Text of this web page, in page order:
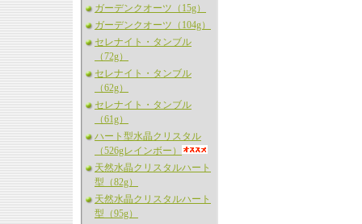
ガーデンクオーツ（15g）
ガーデンクオーツ（104g）
セレナイト・タンブル
（72g）
セレナイト・タンブル
（62g）
セレナイト・タンブル
（61g）
ハート型水晶クリスタル
（526gレインボー）
天然水晶クリスタルハート
型（82g）
天然水晶クリスタルハート
型（95g）